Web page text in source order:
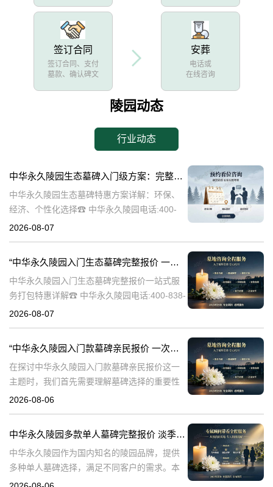
签订合同
签订合同、支付
墓款、确认碑文
安葬
电话或
在线咨询
陵园动态
行业动态
中华永久陵园生态墓碑入门级方案：完整报价与一站式服务打包特惠解析
中华永久陵园生态墓碑特惠方案详解：环保、
经济、个性化选择☎ 中华永久陵园电话:400-
838-5063随着人们对身后事的关注度提升，选
2026-08-07
“中华永久陵园入门生态墓碑完整报价 一站式服务打包特惠详解”
中华永久陵园入门生态墓碑完整报价一站式服
务打包特惠详解☎ 中华永久陵园电话:400-838-
5063中华永久陵园作为国内知名的陵园之一，
2026-08-07
“中华永久陵园入门款墓碑亲民报价 一次性付清享折上折：超值优惠与便捷选择的完美结合”
在探讨中华永久陵园入门款墓碑亲民报价这一
主题时，我们首先需要理解墓碑选择的重要性
及其对逝者与生者的影响。墓碑不仅是对逝者
2026-08-06
中华永久陵园多款单人墓碑完整报价 淡季下单直降数千元详解
中华永久陵园作为国内知名的陵园品牌，提供
多种单人墓碑选择，满足不同客户的需求。本
文将详细介绍中华永久陵园多款单人墓碑的完